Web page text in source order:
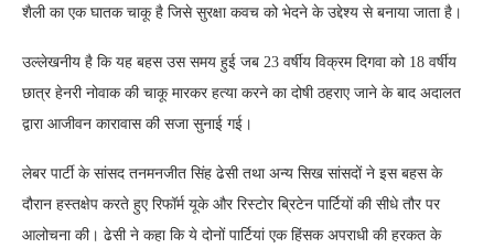
शैली का एक घातक चाकू है जिसे सुरक्षा कवच को भेदने के उद्देश्य से बनाया जाता है।
उल्लेखनीय है कि यह बहस उस समय हुई जब 23 वर्षीय विक्रम दिगवा को 18 वर्षीय
छात्र हेनरी नोवाक की चाकू मारकर हत्या करने का दोषी ठहराए जाने के बाद अदालत
द्वारा आजीवन कारावास की सजा सुनाई गई।
लेबर पार्टी के सांसद तनमनजीत सिंह ढेसी तथा अन्य सिख सांसदों ने इस बहस के
दौरान हस्तक्षेप करते हुए रिफॉर्म यूके और रिस्टोर ब्रिटेन पार्टियों की सीधे तौर पर
आलोचना की। ढेसी ने कहा कि ये दोनों पार्टियां एक हिंसक अपराधी की हरकत के